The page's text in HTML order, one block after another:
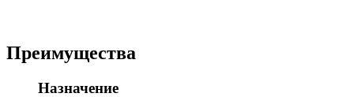
Преимущества
Назначение